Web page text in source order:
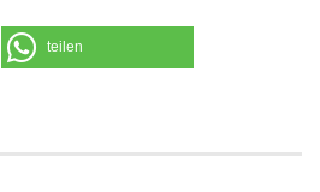
teilen